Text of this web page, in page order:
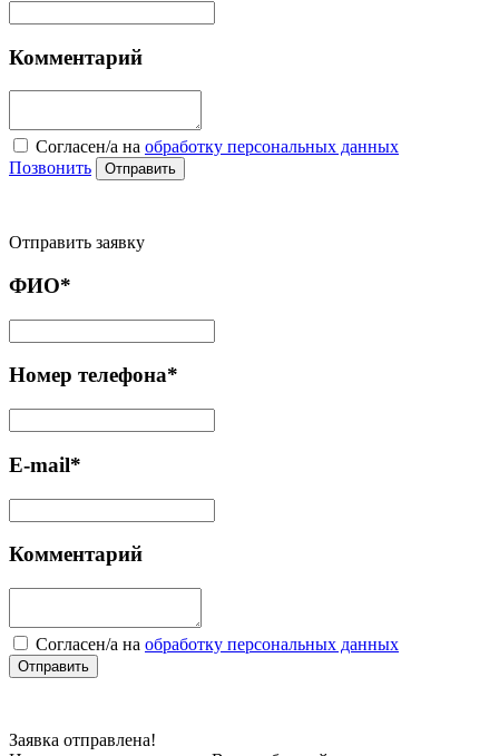
Комментарий
Cогласен/а на обработку персональных данных
Позвонить
Отправить
Отправить заявку
ФИО*
Номер телефона*
E-mail*
Комментарий
Cогласен/а на обработку персональных данных
Отправить
Заявка отправлена!